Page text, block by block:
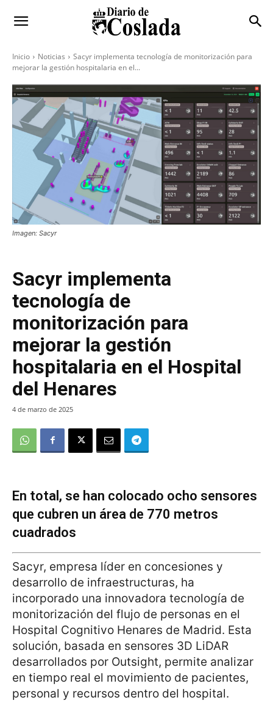
Inicio Noticias
Sacyr implementa tecnología de monitorización para
mejorar la gestión hospitalaria en el...
Imagen: Sacyr
Sacyr implementa
tecnología de
monitorización para
mejorar la gestión
hospitalaria en el Hospital
del Henares
4 de marzo de 2025
En total, se han colocado ocho sensores
que cubren un área de 770 metros
cuadrados
Sacyr, empresa líder en concesiones y
desarrollo de infraestructuras, ha
incorporado una innovadora tecnología de
monitorización del flujo de personas en el
Hospital Cognitivo Henares de Madrid. Esta
solución, basada en sensores 3D LiDAR
desarrollados por Outsight, permite analizar
en tiempo real el movimiento de pacientes,
personal y recursos dentro del hospital.